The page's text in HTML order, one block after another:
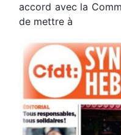
accord avec la
de mettre à